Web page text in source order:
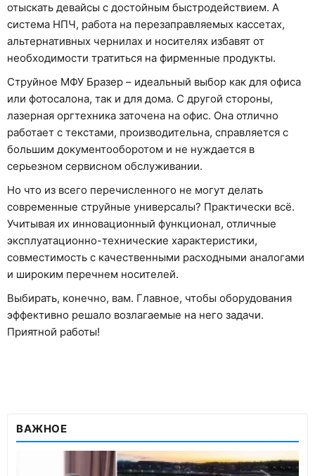
отыскать девайсы с достойным быстродействием. А
система НПЧ, работа на перезаправляемых кассетах,
альтернативных чернилах и носителях избавят от
необходимости тратиться на фирменные продукты.
Струйное МФУ Бразер – идеальный выбор как для офиса
или фотосалона, так и для дома. С другой стороны,
лазерная оргтехника заточена на офис. Она отлично
работает с текстами, производительна, справляется с
большим документооборотом и не нуждается в
серьезном сервисном обслуживании.
Но что из всего перечисленного не могут делать
современные струйные универсалы? Практически всё.
Учитывая их инновационный функционал, отличные
эксплуатационно-технические характеристики,
совместимость с качественными расходными аналогами
и широким перечнем носителей.
Выбирать, конечно, вам. Главное, чтобы оборудования
эффективно решало возлагаемые на него задачи.
Приятной работы!
ВАЖНОЕ